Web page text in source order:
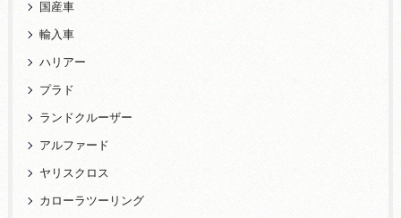
国産車
輸入車
ハリアー
プラド
ランドクルーザー
アルファード
ヤリスクロス
カローラツーリング